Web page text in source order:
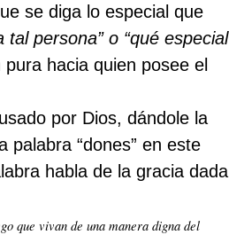
se diga lo especial que
tal persona” o “qué especial
hacia quien posee el
por Dios, dándole la
palabra “dones” en este
habla de la gracia dada
que vivan de una manera digna del